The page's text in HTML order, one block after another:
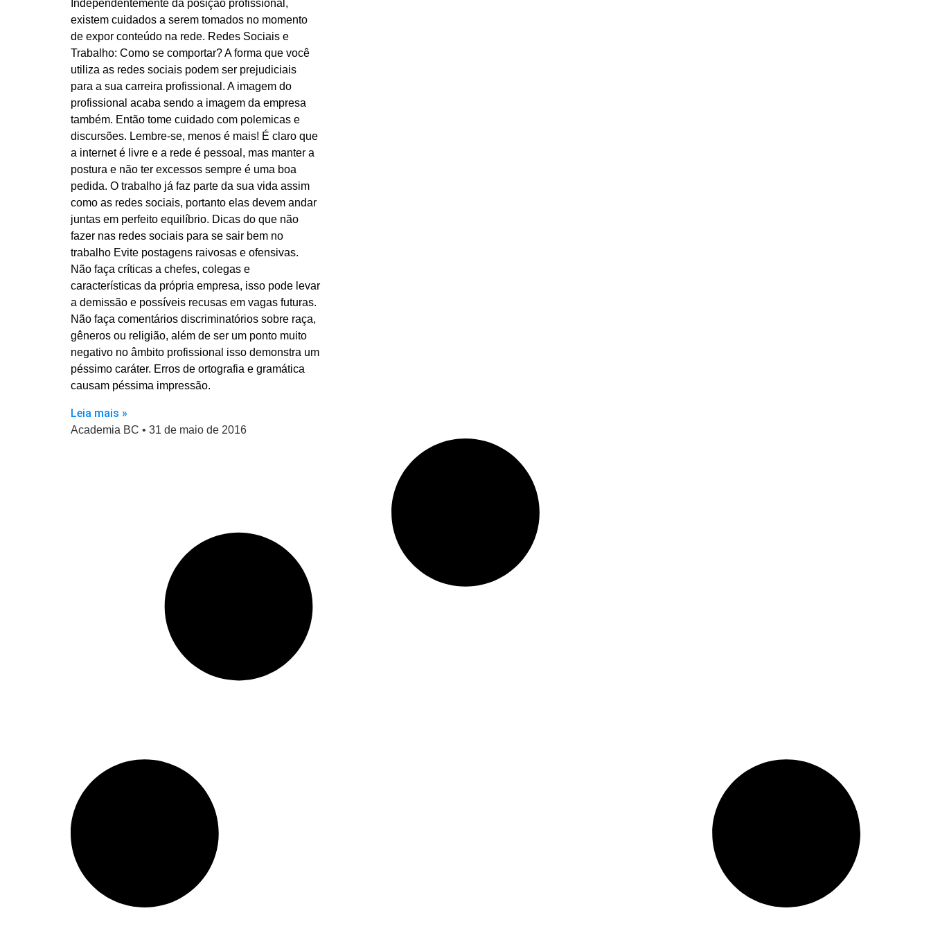
Independentemente da posição profissional,
existem cuidados a serem tomados no momento
de expor conteúdo na rede. Redes Sociais e
Trabalho: Como se comportar? A forma que você
utiliza as redes sociais podem ser prejudiciais
para a sua carreira profissional. A imagem do
profissional acaba sendo a imagem da empresa
também. Então tome cuidado com polemicas e
discursões. Lembre-se, menos é mais! É claro que
a internet é livre e a rede é pessoal, mas manter a
postura e não ter excessos sempre é uma boa
pedida. O trabalho já faz parte da sua vida assim
como as redes sociais, portanto elas devem andar
juntas em perfeito equilíbrio. Dicas do que não
fazer nas redes sociais para se sair bem no
trabalho Evite postagens raivosas e ofensivas.
Não faça críticas a chefes, colegas e
características da própria empresa, isso pode levar
a demissão e possíveis recusas em vagas futuras.
Não faça comentários discriminatórios sobre raça,
gêneros ou religião, além de ser um ponto muito
negativo no âmbito profissional isso demonstra um
péssimo caráter. Erros de ortografia e gramática
causam péssima impressão.
Leia mais »
Academia BC 31 de maio de 2016